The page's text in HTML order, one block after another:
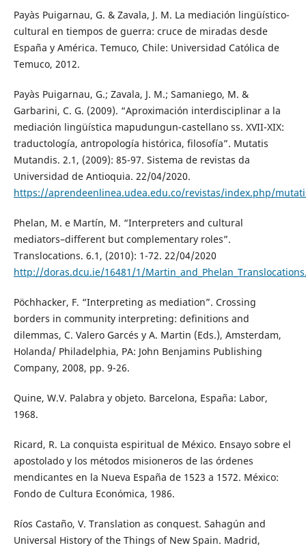
Payàs Puigarnau, G. & Zavala, J. M. La mediación lingüístico-
cultural en tiempos de guerra: cruce de miradas desde
España y América. Temuco, Chile: Universidad Católica de
Temuco, 2012.
Payàs Puigarnau, G.; Zavala, J. M.; Samaniego, M. &
Garbarini, C. G. (2009). “Aproximación interdisciplinar a la
mediación lingüística mapudungun-castellano ss. XVII-XIX:
traductología, antropología histórica, filosofía”. Mutatis
Mutandis. 2.1, (2009): 85-97. Sistema de revistas da
Universidad de Antioquia. 22/04/2020.
https://aprendeenlinea.udea.edu.co/revistas/index.php/
Phelan, M. e Martín, M. “Interpreters and cultural
mediators–different but complementary roles”.
Translocations. 6.1, (2010): 1-72. 22/04/2020
http://doras.dcu.ie/16481/1/
Pöchhacker, F. “Interpreting as mediation”. Crossing
borders in community interpreting: definitions and
dilemmas, C. Valero Garcés y A. Martin (Eds.), Amsterdam,
Holanda/ Philadelphia, PA: John Benjamins Publishing
Company, 2008, pp. 9-26.
Quine, W.V. Palabra y objeto. Barcelona, España: Labor,
1968.
Ricard, R. La conquista espiritual de México. Ensayo sobre el
apostolado y los métodos misioneros de las órdenes
mendicantes en la Nueva España de 1523 a 1572. México:
Fondo de Cultura Económica, 1986.
Ríos Castaño, V. Translation as conquest. Sahagún and
Universal History of the Things of New Spain. Madrid,